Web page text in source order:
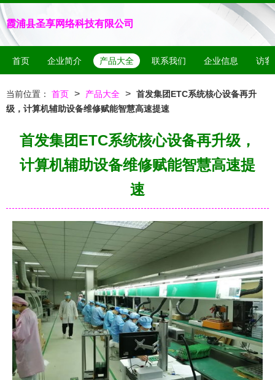
霞浦县圣享网络科技有限公司
首页 企业简介 产品大全 联系我们 企业信息 访客
当前位置： 首页 > 产品大全 > 首发集团ETC系统核心设备再升
级，计算机辅助设备维修赋能智慧高速提速
首发集团ETC系统核心设备再升级，
计算机辅助设备维修赋能智慧高速提
速